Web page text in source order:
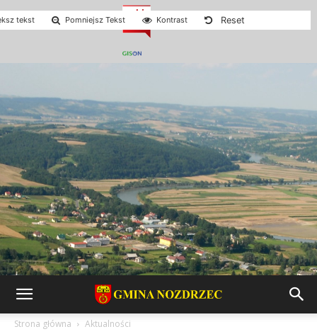
tekst Pomniejsz Tekst Kontrast Reset
Strona główna Aktualności